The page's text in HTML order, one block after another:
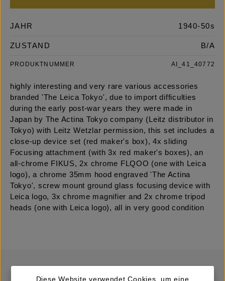
JAHR 1940-50s
ZUSTAND B/A
PRODUKTNUMMER AI_41_40772
highly interesting and very rare various accessories
branded 'The Leica Tokyo', due to import difficulties
during the early post-war years they were made in
Japan by The Actina Tokyo company (Leitz distributor in
Tokyo) with Leitz Wetzlar permission, this set includes a
close-up device set (red maker's box), 4x sliding
Focusing attachment (with 3x red maker's boxes), an
all-chrome FIKUS, 2x chrome FLQOO (one with Leica
logo), a chrome 35mm hood engraved 'The Actina
Tokyo', screw mount ground glass focusing device with
Leica logo, 3x chrome magnifier and 2x chrome tripod
heads (one with Leica logo), all in very good condition
Diese Website verwendet Cookies, um eine